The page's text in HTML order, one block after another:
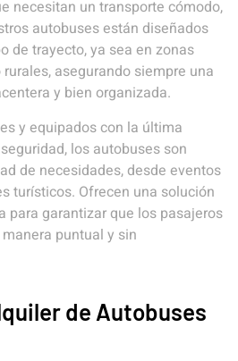
necesitan un transporte cómodo,
autobuses están diseñados
de trayecto, ya sea en zonas
asegurando siempre una
y bien organizada.
y equipados con la última
los autobuses son
de necesidades, desde eventos
turísticos. Ofrecen una solución
para garantizar que los pasajeros
puntual y sin
de Autobuses